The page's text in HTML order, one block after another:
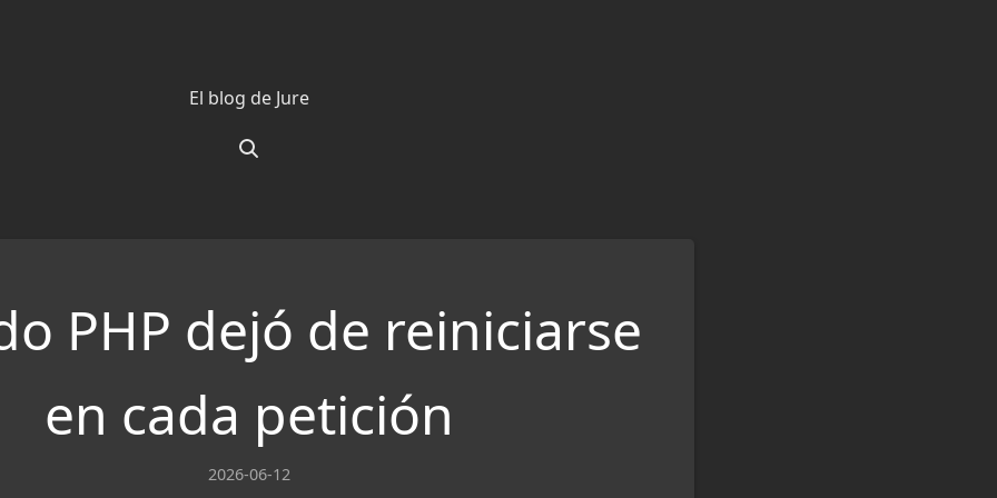
El blog de Jure
PHP dejó de reiniciarse
en cada petición
2026-06-12